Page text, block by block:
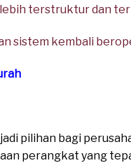
terstruktur dan
sistem kembali
pilihan bagi
perangkat yang